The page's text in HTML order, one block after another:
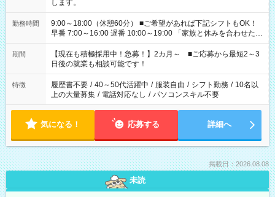
します。
勤務時間
9:00～18:00（休憩60分） ■ご希望があれば下記シフトもOK！
早番 7:00～16:00 遅番 10:00～19:00 「家族と休みを合わせた
い」 「余裕を持って夕飯の準備がしたい」 「できれば残業はし
たくない」 など、ご希望を教えてくださいね。 ※Wワーク希望
の方へ 今ご覧のお仕事で希望する勤務時間と、もう1つのお仕事
の勤務時間。 合計で週40時間を超える場合は応募できません。
期間
【現在も積極採用中！急募！】2カ月～ ■ご応募から最短2～3
日後の就業も相談可能です！
特徴 履歴書不要 / 40～50代活躍中 / 服装自由 / シフト勤務 / 10名以
上の大量募集 / 電話対応なし / パソコンスキル不要
気になる！ 応募する 詳細へ
掲載日：2026.08.08
未読